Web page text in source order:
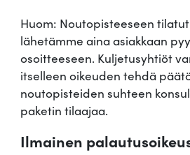
Huom: Noutopisteeseen
lähetämme aina asiakkaan
osoitteeseen. Kuljetusyhtiöt
itselleen oikeuden tehdä
noutopisteiden suhteen
paketin tilaajaa.
Ilmainen